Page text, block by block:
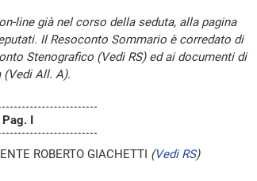
line già nel corso della seduta, alla pagina
Il Resoconto Sommario è corredato di
Stenografico (Vedi RS) ed ai documenti di
(Vedi All. A).
Pag. I
ROBERTO GIACHETTI (Vedi RS)